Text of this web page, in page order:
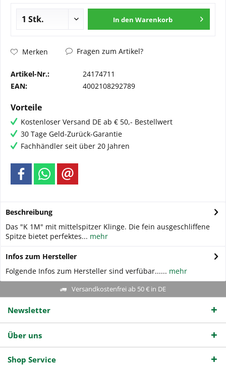
In den Warenkorb
Merken Fragen zum Artikel?
Artikel-Nr.:
24174711
EAN:
4002108292789
Vorteile
Kostenloser Versand DE ab € 50,- Bestellwert
30 Tage Geld-Zurück-Garantie
Fachhändler seit über 20 Jahren
Beschreibung
Das "K 1M" mit mittelspitzer Klinge. Die fein ausgeschliffene
Spitze bietet perfektes... mehr
Infos zum Hersteller
Folgende Infos zum Hersteller sind verfübar...... mehr
Versandkostenfrei ab 50 € in DE
Newsletter
Über uns
Shop Service